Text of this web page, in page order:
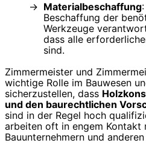
Materialbeschaffung
Beschaffung der
Werkzeuge
dass alle
sind.
Zimmermeister und
wichtige Rolle im Bauwesen
sicherzustellen, dass
und den baurechtlichen
sind in der Regel hoch
arbeiten oft in engem Kontakt
Bauunternehmern und